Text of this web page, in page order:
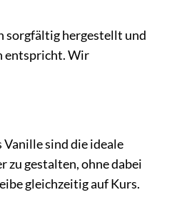
sorgfältig hergestellt und
entspricht. Wir
sind die ideale
zu gestalten, ohne dabei
gleichzeitig auf Kurs.